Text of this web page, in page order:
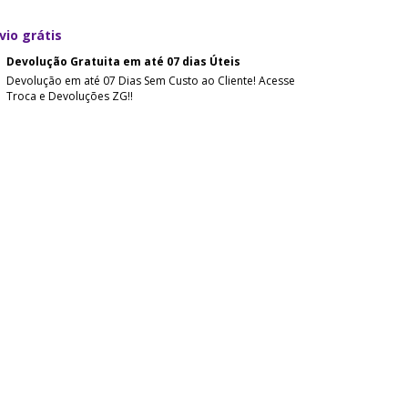
grátis
Devolução Gratuita em até 07 dias Úteis
Devolução em até 07 Dias Sem Custo ao Cliente! Acesse
Troca e Devoluções ZG!!